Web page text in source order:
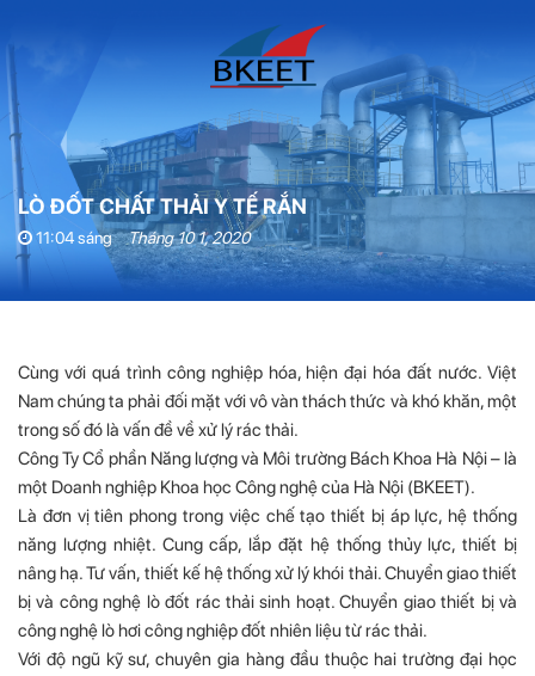
LÒ ĐỐT CHẤT THẢI Y TẾ RẮN
11:04 sáng Tháng 10 1, 2020
Cùng với quá trình công nghiệp hóa, hiện đại hóa đất nước. Việt
Nam chúng ta phải đối mặt với vô vàn thách thức và khó khăn, một
trong số đó là vấn đề về xử lý rác thải.
Công Ty Cổ phần Năng lượng và Môi trường Bách Khoa Hà Nội – là
một Doanh nghiệp Khoa học Công nghệ của Hà Nội (BKEET).
Là đơn vị tiên phong trong việc chế tạo thiết bị áp lực, hệ thống
năng lượng nhiệt. Cung cấp, lắp đặt hệ thống thủy lực, thiết bị
nâng hạ. Tư vấn, thiết kế hệ thống xử lý khói thải. Chuyển giao thiết
bị và công nghệ lò đốt rác thải sinh hoạt. Chuyển giao thiết bị và
công nghệ lò hơi công nghiệp đốt nhiên liệu từ rác thải.
Với độ ngũ kỹ sư, chuyên gia hàng đầu thuộc hai trường đại học